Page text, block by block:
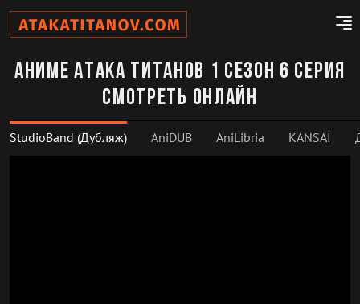
Аниме Атака титанов 1 сезон 6 серия
смотреть онлайн
StudioBand (Дубляж) AniDUB AniLibria KANSAI